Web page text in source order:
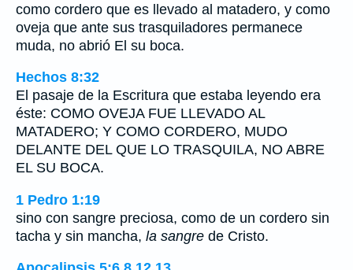
como cordero que es llevado al matadero, y como
oveja que ante sus trasquiladores permanece
muda, no abrió El su boca.
Hechos 8:32
El pasaje de la Escritura que estaba leyendo era
éste: COMO OVEJA FUE LLEVADO AL
MATADERO; Y COMO CORDERO, MUDO
DELANTE DEL QUE LO TRASQUILA, NO ABRE
EL SU BOCA.
1 Pedro 1:19
sino con sangre preciosa, como de un cordero sin
tacha y sin mancha, la sangre de Cristo.